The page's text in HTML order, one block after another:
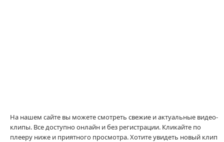
На нашем сайте вы можете смотреть свежие и актуальные видео-
клипы. Все доступно онлайн и без регистрации. Кликайте по
плееру ниже и приятного просмотра. Хотите увидеть новый клип